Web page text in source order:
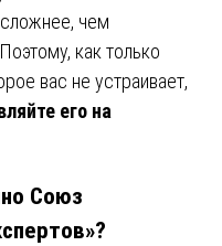
чем
как только
вас не устраивает,
его на
Союз